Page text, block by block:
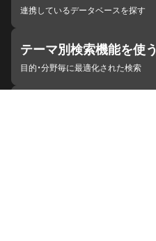
連携しているデータベースを探す
テーマ別検索機能を使う
目的・分野毎に最適化された検索